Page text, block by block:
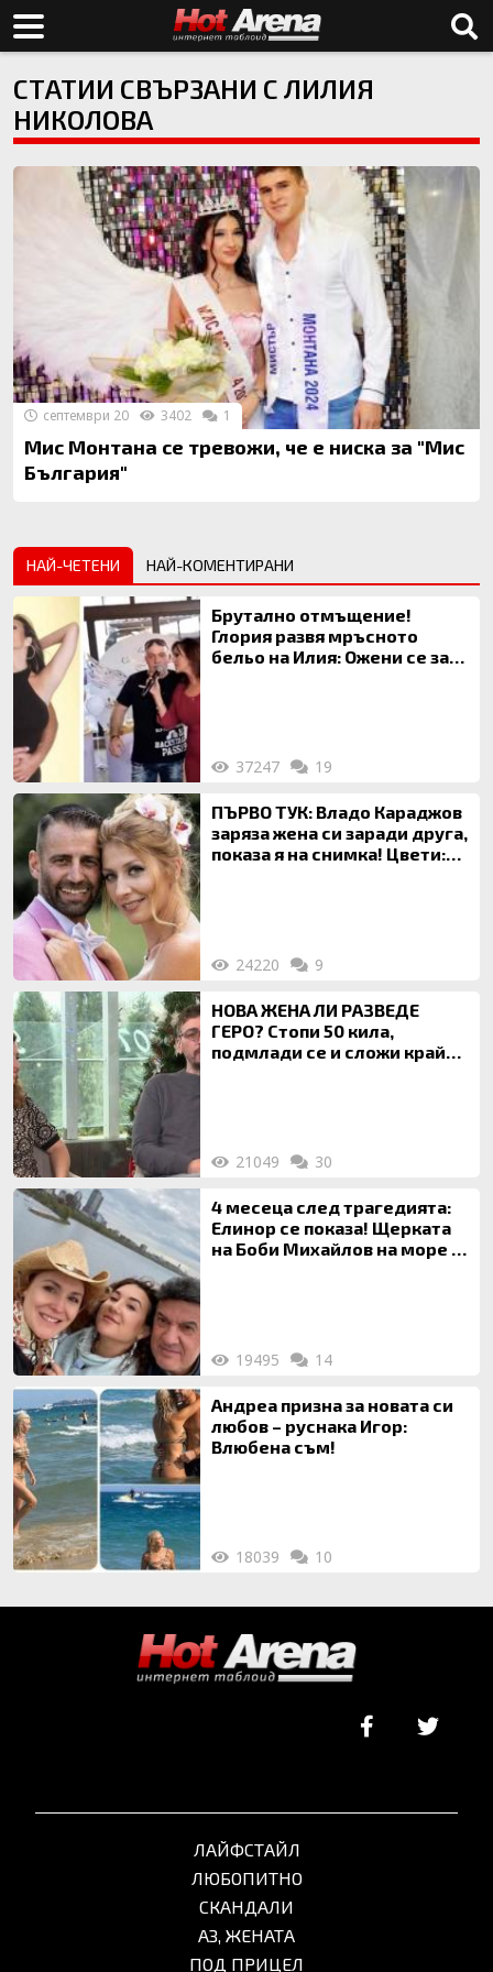
СТАТИИ СВЪРЗАНИ С ЛИЛИЯ
НИКОЛОВА
Мис Монтана се тревожи, че е ниска за "Мис
България"
септември 20 3402 1
НАЙ-ЧЕТЕНИ НАЙ-КОМЕНТИРАНИ
Брутално отмъщение!
Глория развя мръсното
бельо на Илия: Ожени се за
37247 19
ПЪРВО ТУК: Владо Караджов
заряза жена си заради друга,
показа я на снимка! Цвети:
24220 9
НОВА ЖЕНА ЛИ РАЗВЕДЕ
ГЕРО? Стопи 50 кила,
подмлади се и сложи край
21049 30
4 месеца след трагедията:
Елинор се показа! Щерката
на Боби Михайлов на море с
19495 14
Андреа призна за новата си
любов – руснака Игор:
Влюбена съм!
18039 10
ЛАЙФСТАЙЛ
ЛЮБОПИТНО
СКАНДАЛИ
АЗ, ЖЕНАТА
ПОД ПРИЦЕЛ